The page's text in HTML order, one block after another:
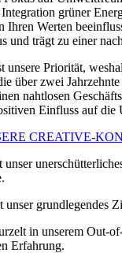
grüner
Ihren Werten
und trägt zu einer
unsere Priorität,
über zwei
nahtlosen
Einfluss auf die
CREATIVE-
unser grundlegendes
in unserem Out-
Erfahrung.